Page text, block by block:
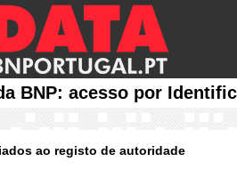
BNP: acesso por
ao registo de autoridade